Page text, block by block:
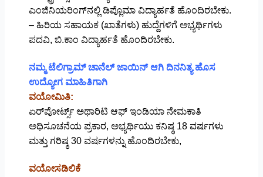
ಎಂಜಿನಿಯರಿಂಗ್‌ನಲ್ಲಿ ಡಿಪ್ಲೊಮಾ ವಿದ್ಯಾರ್ಹತೆ ಹೊಂದಿರಬೇಕು.
– ಹಿರಿಯ ಸಹಾಯಕ (ಖಾತೆಗಳು) ಹುದ್ದೆಗಳಿಗೆ ಅಭ್ಯರ್ಥಿಗಳು
ಪದವಿ, ಬಿ.ಕಾಂ ವಿದ್ಯಾರ್ಹತೆ ಹೊಂದಿರಬೇಕು.
ನಮ್ಮ ಟೆಲಿಗ್ರಾಮ್ ಚಾನೆಲ್ ಜಾಯಿನ್ ಆಗಿ ದಿನನಿತ್ಯ ಹೊಸ
ಉದ್ಯೋಗ ಮಾಹಿತಿಗಾಗಿ
ವಯೋಮಿತಿ:
ಏರ್‌ಪೋರ್ಟ್ಸ್ ಅಥಾರಿಟಿ ಆಫ್ ಇಂಡಿಯಾ ನೇಮಕಾತಿ
ಅಧಿಸೂಚನೆಯ ಪ್ರಕಾರ, ಅಭ್ಯರ್ಥಿಯು ಕನಿಷ್ಠ 18 ವರ್ಷಗಳು
ಮತ್ತು ಗರಿಷ್ಠ 30 ವರ್ಷಗಳನ್ನು ಹೊಂದಿರಬೇಕು,
ವಯೋಸಡಿಲಿಕೆ